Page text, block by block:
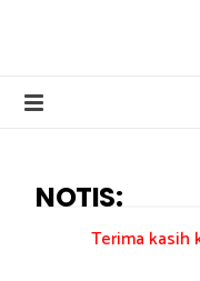
NOTIS:
kasih kepada semua